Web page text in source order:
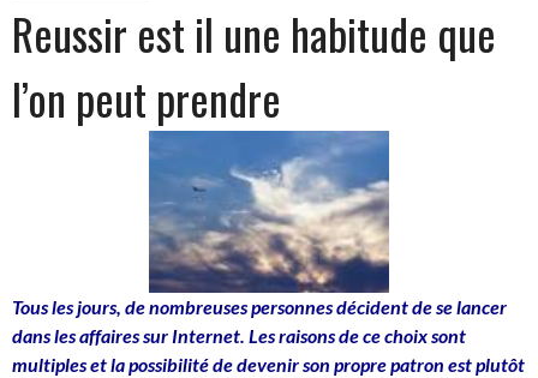
Reussir est il une habitude que
l’on peut prendre
Tous les jours, de nombreuses personnes décident de se lancer
dans les affaires sur Internet. Les raisons de ce choix sont
multiples et la possibilité de devenir son propre patron est plutôt